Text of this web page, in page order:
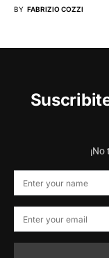
BY FABRIZIO COZZI